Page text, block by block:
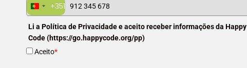
Portugal
+351
+351
Li a Política de Privacidade e aceito receber informações da Happy
Code (https://go.happycode.org/pp)
Aceito*